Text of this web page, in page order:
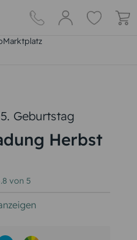
Marktplatz
Geburtstag
Herbst
von 5